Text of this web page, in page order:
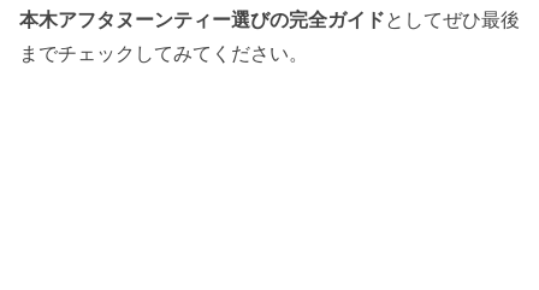
本木アフタヌーンティー選びの完全ガイドとしてぜひ最後
までチェックしてみてください。